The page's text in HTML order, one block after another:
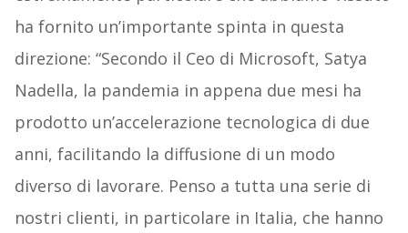
ha fornito un’importante spinta in questa
direzione: “Secondo il Ceo di Microsoft, Satya
Nadella, la pandemia in appena due mesi ha
prodotto un’accelerazione tecnologica di due
anni, facilitando la diffusione di un modo
diverso di lavorare. Penso a tutta una serie di
nostri clienti, in particolare in Italia, che hanno